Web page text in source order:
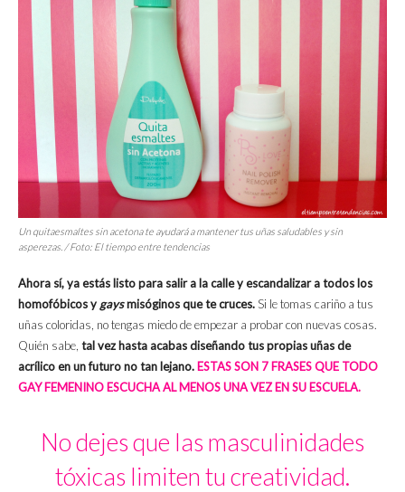
Un quitaesmaltes sin acetona te ayudará a mantener tus uñas saludables y sin
asperezas. / Foto: El tiempo entre tendencias
Ahora sí, ya estás listo para salir a la calle y escandalizar a todos los
homofóbicos y gaysmisóginos que te cruces. Si le tomas cariño a tus
uñas coloridas, no tengas miedo de empezar a probar con nuevas cosas.
Quién sabe, tal vez hasta acabas diseñando tus propias uñas de
acrílico en un futuro no tan lejano. ESTAS SON 7 FRASES QUE TODO
GAY FEMENINO ESCUCHA AL MENOS UNA VEZ EN SU ESCUELA.
No dejes que las masculinidades
tóxicas limiten tu creatividad.